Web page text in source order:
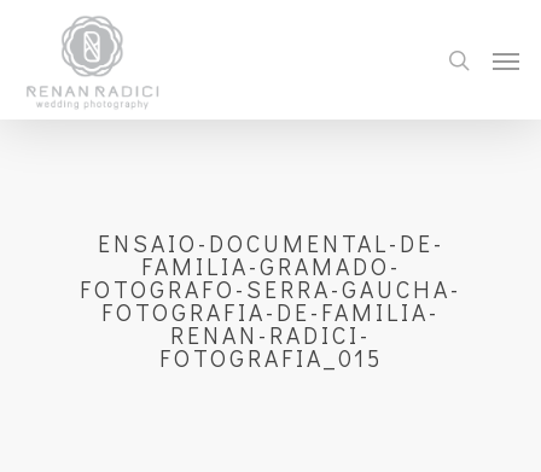
ENSAIO-DOCUMENTAL-DE-
FAMILIA-GRAMADO-
FOTOGRAFO-SERRA-GAUCHA-
FOTOGRAFIA-DE-FAMILIA-
RENAN-RADICI-
FOTOGRAFIA_015